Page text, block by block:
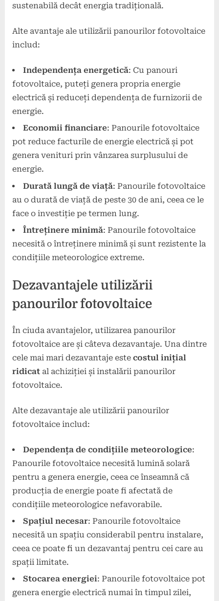
sustenabilă decât energia tradițională.
Alte avantaje ale utilizării panourilor fotovoltaice
includ:
Independența energetică: Cu panouri
fotovoltaice, puteți genera propria energie
electrică și reduceți dependența de furnizorii de
energie.
Economii financiare: Panourile fotovoltaice
pot reduce facturile de energie electrică și pot
genera venituri prin vânzarea surplusului de
energie.
Durată lungă de viață: Panourile fotovoltaice
au o durată de viață de peste 30 de ani, ceea ce le
face o investiție pe termen lung.
Întreținere minimă: Panourile fotovoltaice
necesită o întreținere minimă și sunt rezistente la
condițiile meteorologice extreme.
Dezavantajele utilizării
panourilor fotovoltaice
În ciuda avantajelor, utilizarea panourilor
fotovoltaice are și câteva dezavantaje. Una dintre
cele mai mari dezavantaje este costul inițial
ridicat al achiziției și instalării panourilor
fotovoltaice.
Alte dezavantaje ale utilizării panourilor
fotovoltaice includ:
Dependența de condițiile meteorologice:
Panourile fotovoltaice necesită lumină solară
pentru a genera energie, ceea ce înseamnă că
producția de energie poate fi afectată de
condițiile meteorologice nefavorabile.
Spațiul necesar: Panourile fotovoltaice
necesită un spațiu considerabil pentru instalare,
ceea ce poate fi un dezavantaj pentru cei care au
spații limitate.
Stocarea energiei: Panourile fotovoltaice pot
genera energie electrică numai în timpul zilei,